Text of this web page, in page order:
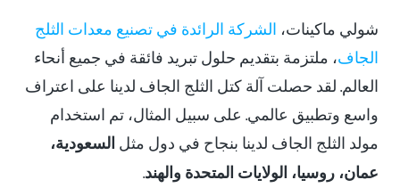
شولي ماكينات، الشركة الرائدة في تصنيع معدات الثلج
الجاف، ملتزمة بتقديم حلول تبريد فائقة في جميع أنحاء
العالم. لقد حصلت آلة كتل الثلج الجاف لدينا على اعتراف
واسع وتطبيق عالمي. على سبيل المثال، تم استخدام
مولد الثلج الجاف لدينا بنجاح في دول مثلالسعودية،
عمان، روسيا، الولايات المتحدة والهند.